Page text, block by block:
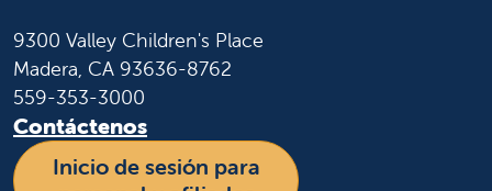
9300 Valley Children's Place
Madera, CA 93636-8762
559-353-3000
Contáctenos
Inicio de sesión para